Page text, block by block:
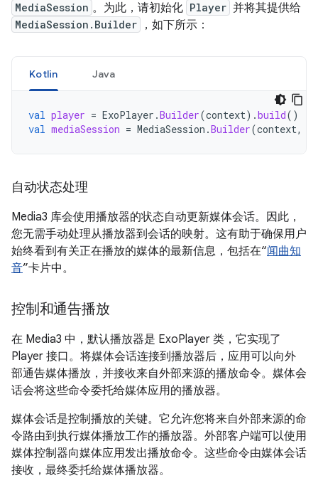
MediaSession 。为此，请初始化 Player 并将其提供给
MediaSession.Builder ，如下所示：
Kotlin Java
val player = ExoPlayer .Builder(context).build()
val mediaSession = MediaSession .Builder(context,
自动状态处理
Media3 库会使用播放器的状态自动更新媒体会话。因此，
您无需手动处理从播放器到会话的映射。这有助于确保用户
始终看到有关正在播放的媒体的最新信息，包括在“闻曲知
音”卡片中。
控制和通告播放
在 Media3 中，默认播放器是 ExoPlayer 类，它实现了
Player 接口。将媒体会话连接到播放器后，应用可以向外
部通告媒体播放，并接收来自外部来源的播放命令。媒体会
话会将这些命令委托给媒体应用的播放器。
媒体会话是控制播放的关键。它允许您将来自外部来源的命
令路由到执行媒体播放工作的播放器。外部客户端可以使用
媒体控制器向媒体应用发出播放命令。这些命令由媒体会话
接收，最终委托给媒体播放器。